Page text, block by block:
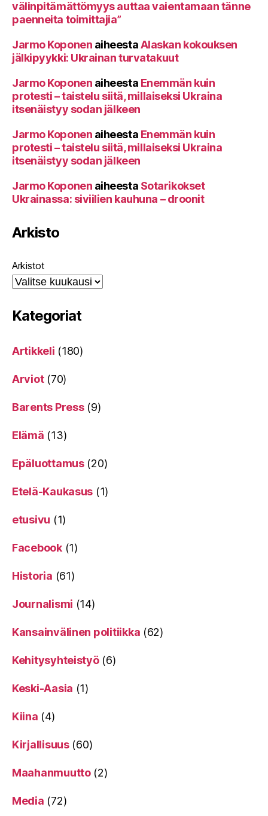
välinpitämättömyys auttaa vaientamaan tänne
paenneita toimittajia”
Jarmo Koponen aiheestaAlaskan kokouksen
jälkipyykki: Ukrainan turvatakuut
Jarmo Koponen aiheesta Enemmän kuin
protesti – taistelu siitä, millaiseksi Ukraina
itsenäistyy sodan jälkeen
Jarmo Koponen aiheesta Enemmän kuin
protesti – taistelu siitä, millaiseksi Ukraina
itsenäistyy sodan jälkeen
Jarmo Koponen aiheesta Sotarikokset
Ukrainassa: siviilien kauhuna – droonit
Arkisto
Arkistot
Kategoriat
Artikkeli (180)
Arviot(70)
Barents Press(9)
Elämä (13)
Epäluottamus(20)
Etelä-Kaukasus (1)
etusivu (1)
Facebook(1)
Historia (61)
Journalismi (14)
Kansainvälinen politiikka (62)
Kehitysyhteistyö(6)
Keski-Aasia (1)
Kiina (4)
Kirjallisuus(60)
Maahanmuutto(2)
Media (72)